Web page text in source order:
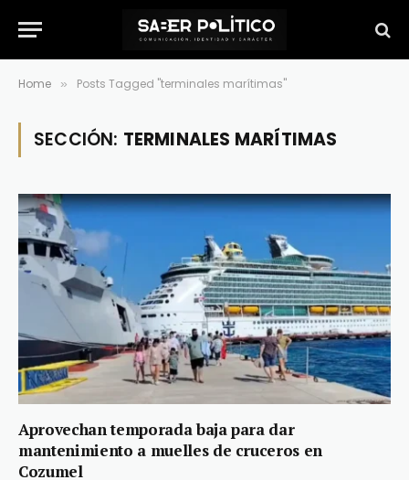
Home » Posts Tagged "terminales marítimas"
SECCIÓN: TERMINALES MARÍTIMAS
Aprovechan temporada baja para dar
mantenimiento a muelles de cruceros en
Cozumel